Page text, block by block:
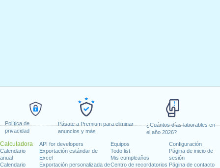
Política de
privacidad
Pásate a Premium para eliminar
anuncios y más
¿Cuántos días laborables en
el año 2026?
Calculadora
Calendario
anual
Calendario
API for developers
Exportación estándar de
Excel
Exportación personalizada de
Equipos
Todo list
Mis cumpleaños
Centro de recordatorios
Configuración
Página de inicio de
sesión
Página de contacto